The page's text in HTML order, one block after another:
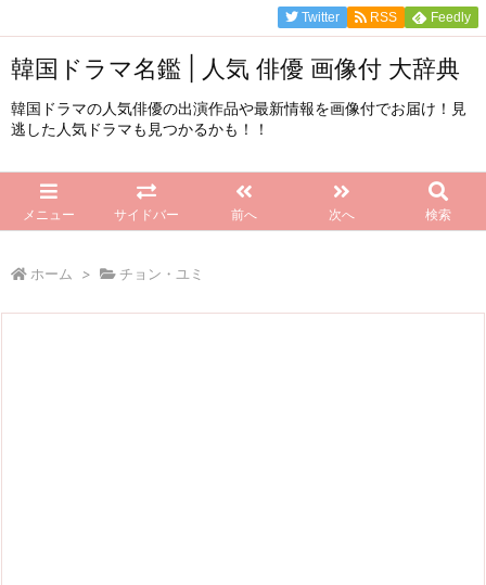
韓国ドラマ名鑑 | 人気 俳優 画像付 大辞典
韓国ドラマの人気俳優の出演作品や最新情報を画像付でお届け！見
逃した人気ドラマも見つかるかも！！
メニュー サイドバー 前へ 次へ 検索
Twitter RSS Feedly
ホーム > チョン・ユミ